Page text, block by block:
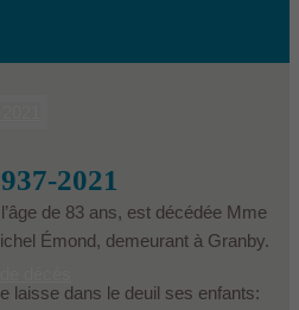
2021
de 83 ans, est décédée Mme
Émond, demeurant à Granby.
laisse dans le deuil ses enfants: